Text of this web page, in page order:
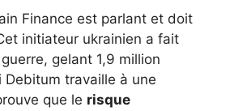
Finance est parlant et doit
initiateur ukrainien a fait
gelant 1,9 million
Debitum travaille à une
que le risque